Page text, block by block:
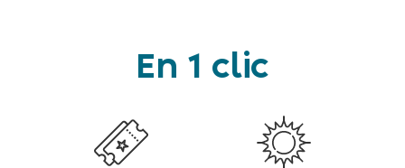
En 1 clic